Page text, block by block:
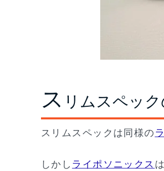
ス リムスペッ
スリムスペックは同様の
しかし ライポソニックス